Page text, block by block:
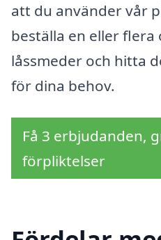
att du använder vår
beställa en eller
låssmeder och hitta
för dina behov.
Få 3 erbjudanden,
förpliktelser